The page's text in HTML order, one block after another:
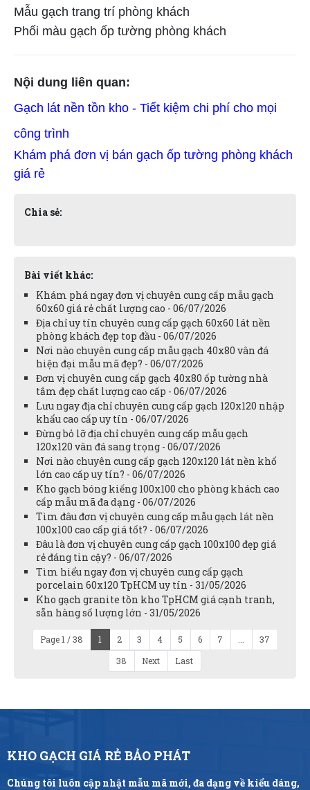
Mẫu gạch trang trí phòng khách
Phối màu gạch ốp tường phòng khách
Nội dung liên quan:
Gạch lát nền tồn kho - Tiết kiệm chi phí cho mọi
công trình
Khám phá đơn vị bán gạch ốp tường phòng khách
giá rẻ
Chia sẻ:
Bài viết khác:
Khám phá ngay đơn vị chuyên cung cấp mẫu gạch
60x60 giá rẻ chất lượng cao - 06/07/2026
Địa chỉ uy tín chuyên cung cấp gạch 60x60 lát nền
phòng khách đẹp top đầu - 06/07/2026
Nơi nào chuyên cung cấp mẫu gạch 40x80 vân đá
hiện đại mẫu mã đẹp? - 06/07/2026
Đơn vị chuyên cung cấp gạch 40x80 ốp tường nhà
tắm đẹp chất lượng cao cấp - 06/07/2026
Lưu ngay địa chỉ chuyên cung cấp gạch 120x120 nhập
khẩu cao cấp uy tín - 06/07/2026
Đừng bỏ lỡ địa chỉ chuyên cung cấp mẫu gạch
120x120 vân đá sang trọng - 06/07/2026
Nơi nào chuyên cung cấp gạch 120x120 lát nền khổ
lớn cao cấp uy tín? - 06/07/2026
Kho gạch bóng kiếng 100x100 cho phòng khách cao
cấp mẫu mã đa dạng - 06/07/2026
Tìm đâu đơn vị chuyên cung cấp mẫu gạch lát nền
100x100 cao cấp giá tốt? - 06/07/2026
Đâu là đơn vị chuyên cung cấp gạch 100x100 đẹp giá
rẻ đáng tin cậy? - 06/07/2026
Tìm hiểu ngay đơn vị chuyên cung cấp gạch
porcelain 60x120 TpHCM uy tín - 31/05/2026
Kho gạch granite tồn kho TpHCM giá cạnh tranh,
sẵn hàng số lượng lớn - 31/05/2026
Page 1 / 38 1 2 3 4 5 6 7
37
38
Next Last
KHO GẠCH GIÁ RẺ BẢO PHÁT
Chúng tôi luôn cập nhật mẫu mã mới, đa dạng về kiểu dáng,